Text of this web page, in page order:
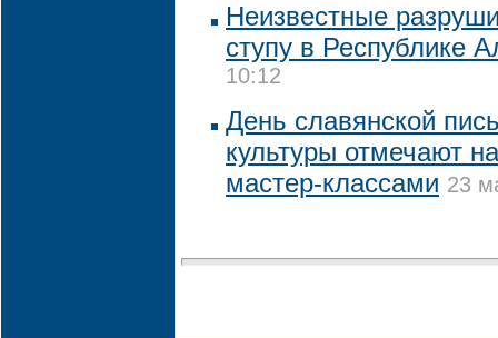
Неизвестные
ступу в Республике
10:12
День славянской
культуры отмечают
мастер-классами 23